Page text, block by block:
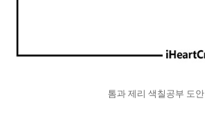
톰과 제리 색칠공부 도안